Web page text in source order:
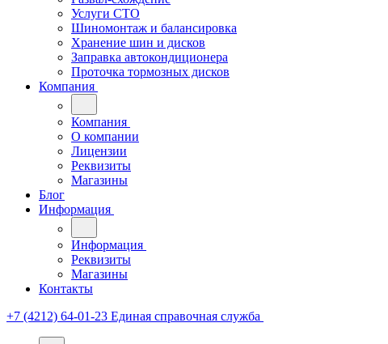
Услуги СТО
Шиномонтаж и балансировка
Хранение шин и дисков
Заправка автокондиционера
Проточка тормозных дисков
Компания
Компания
О компании
Лицензии
Реквизиты
Магазины
Блог
Информация
Информация
Реквизиты
Магазины
Контакты
+7 (4212) 64-01-23 Единая справочная служба